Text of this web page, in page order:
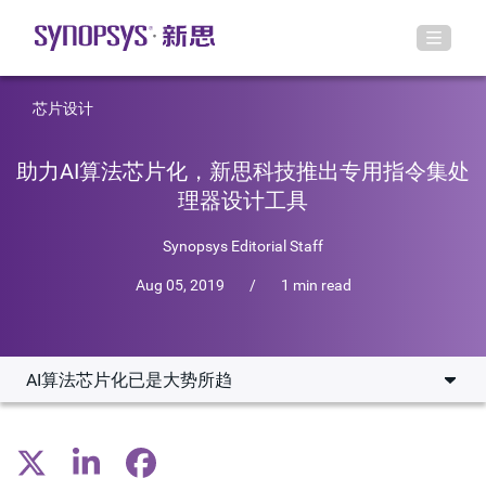
芯片设计
助力AI算法芯片化，新思科技推出专用指令集处
理器设计工具
Synopsys Editorial Staff
Aug 05, 2019 / 1 min read
AI算法芯片化已是大势所趋
什么是ASIP？